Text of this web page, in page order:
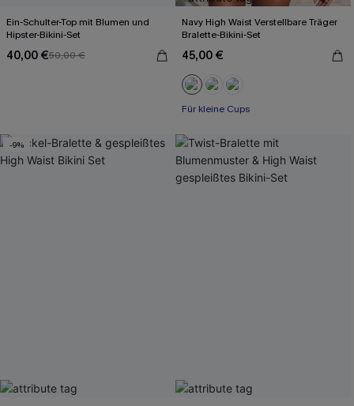
Ein-Schulter-Top mit Blumen und
Hipster-Bikini-Set
40,00 €50,00 €
Navy High Waist Verstellbare Träger
Bralette-Bikini-Set
45,00 €
Für kleine Cups
-9%